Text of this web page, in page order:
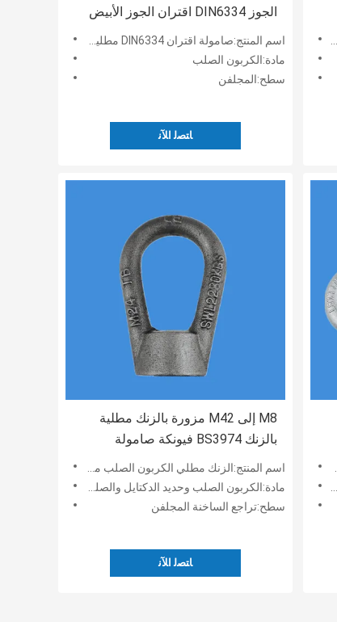
الجوز DIN6334 اقتران الجوز الأبيض
الزنك مطلي
اسم المنتج:صامولة اقتران DIN6334 مطلية بالزنك الأبيض
مادة:الكربون الصلب
سطح:المجلفن
ﺎﺘﺼﻟ ﺍﻶﻧ
M8 إلى M42 مزورة بالزنك مطلية
بالزنك BS3974 فيونكة صامولة
اسم المنتج:الزنك مطلي الكربون الصلب مادة BS3974 القوس البندق
مادة:الكربون الصلب وحديد الدكتايل والصلب
سطح:تراجع الساخنة المجلفن
ﺎﺘﺼﻟ ﺍﻶﻧ